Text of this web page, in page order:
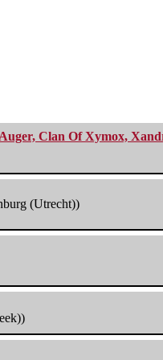
Clan Of Xymox,
(Utrecht))